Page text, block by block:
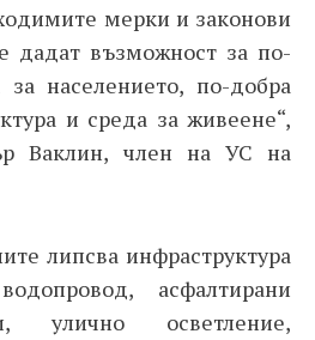
мерки и законови
дадат възможност за по-
населението, по-добра
и среда за живеене“,
Ваклин, член на УС на
липсва инфраструктура
асфалтирани
улично осветление,